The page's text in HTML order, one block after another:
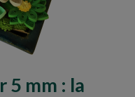
5 mm : la